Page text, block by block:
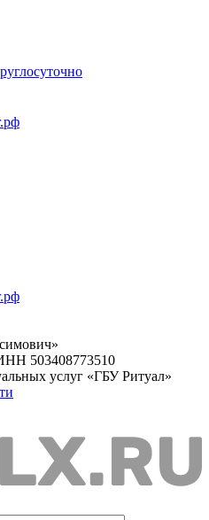
503408773510
услуг «ГБУ Ритуал»